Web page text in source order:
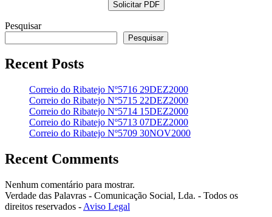
Pesquisar
Pesquisar
Recent Posts
Correio do Ribatejo Nº5716 29DEZ2000
Correio do Ribatejo Nº5715 22DEZ2000
Correio do Ribatejo Nº5714 15DEZ2000
Correio do Ribatejo Nº5713 07DEZ2000
Correio do Ribatejo Nº5709 30NOV2000
Recent Comments
Nenhum comentário para mostrar.
Verdade das Palavras - Comunicação Social, Lda. - Todos os
direitos reservados - Aviso Legal